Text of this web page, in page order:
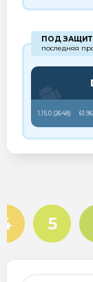
ПОД
последняя
1.15.0 (2648)
4 5